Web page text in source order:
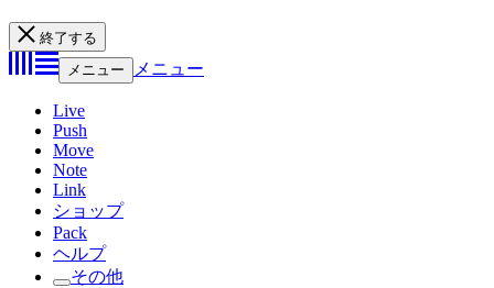
終了する
メニュー
メニュー
Live
Push
Move
Note
Link
ショップ
Pack
ヘルプ
その他